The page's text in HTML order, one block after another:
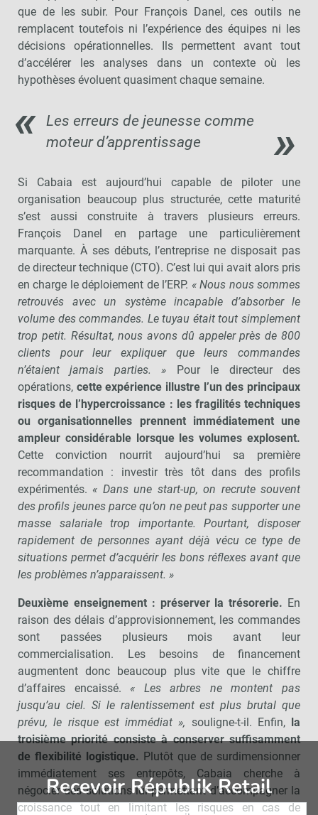
que de les subir. Pour François Danel, ces outils ne
remplacent toutefois ni l’expérience des équipes ni les
décisions opérationnelles. Ils permettent avant tout
d’accélérer les analyses dans un contexte où les
hypothèses évoluent quasiment chaque semaine.
Les erreurs de jeunesse comme
moteur d’apprentissage
Si Cabaia est aujourd’hui capable de piloter une
organisation beaucoup plus structurée, cette maturité
s’est aussi construite à travers plusieurs erreurs.
François Danel en partage une particulièrement
marquante. À ses débuts, l’entreprise ne disposait pas
de directeur technique (CTO). C’est lui qui avait alors pris
en charge le déploiement de l’ERP. « Nous nous sommes
retrouvés avec un système incapable d’absorber le
volume des commandes. Le tuyau était tout simplement
trop petit. Résultat, nous avons dû appeler près de 800
clients pour leur expliquer que leurs commandes
n’étaient jamais parties. » Pour le directeur des
opérations, cette expérience illustre l’un des principaux
risques de l’hypercroissance : les fragilités techniques
ou organisationnelles prennent immédiatement une
ampleur considérable lorsque les volumes explosent.
Cette conviction nourrit aujourd’hui sa première
recommandation : investir très tôt dans des profils
expérimentés. « Dans une start-up, on recrute souvent
des profils jeunes parce qu’on ne peut pas supporter une
masse salariale trop importante. Pourtant, disposer
rapidement de personnes ayant déjà vécu ce type de
situations permet d’acquérir les bons réflexes avant que
les problèmes n’apparaissent. »
Deuxième enseignement : préserver la trésorerie. En
raison des délais d’approvisionnement, les commandes
sont passées plusieurs mois avant leur
commercialisation. Les besoins de financement
augmentent donc beaucoup plus vite que le chiffre
d’affaires encaissé. « Les arbres ne montent pas
jusqu’au ciel. Si le ralentissement est plus brutal que
prévu, le risque est immédiat », souligne-t-il. Enfin, la
troisième priorité consiste à conserver suffisamment
de flexibilité logistique. Plutôt que de surdimensionner
immédiatement ses entrepôts, Cabaia cherche à
négocier des solutions lui permettant d’accompagner la
croissance tout en limitant les risques en cas de
Recevoir Républik Retail